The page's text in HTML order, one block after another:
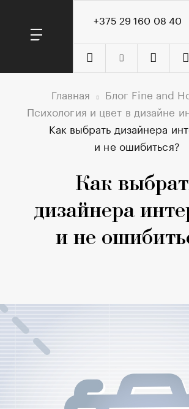
+375 29 160 08 40
Главная
Блог Fine and
Психология и цвет в дизайне
Как выбрать дизайнера
и не ошибиться?
Как
дизайнера
и не